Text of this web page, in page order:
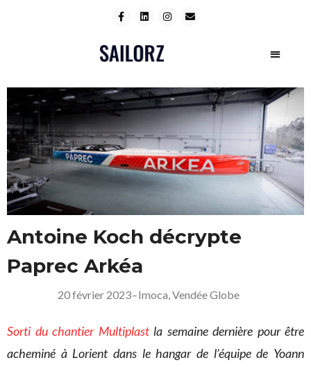
Antoine Koch décrypte
Paprec Arkéa
20 février 2023–Imoca,Vendée Globe
Sorti du chantier Multiplastla semaine dernière pour être
acheminé à Lorient dans le hangar de l’équipe de Yoann